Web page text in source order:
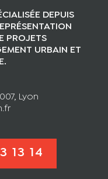
DEPUIS
PROJETS
URBAIN ET
Lyon
13 14